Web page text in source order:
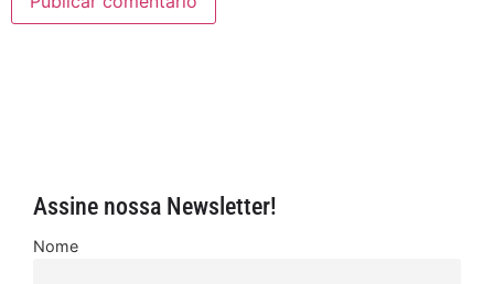
Assine nossa Newsletter!
Nome